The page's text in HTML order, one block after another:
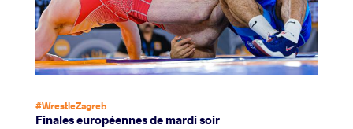
#WrestleZagreb
Finales européennes de mardi soir